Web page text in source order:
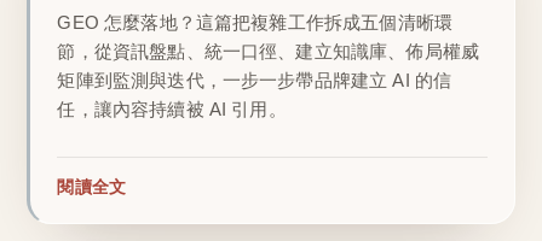
GEO 怎麼落地？這篇把複雜工作拆成五個清晰環
節，從資訊盤點、統一口徑、建立知識庫、佈局權威
矩陣到監測與迭代，一步一步帶品牌建立 AI 的信
任，讓內容持續被 AI 引用。
閱讀全文